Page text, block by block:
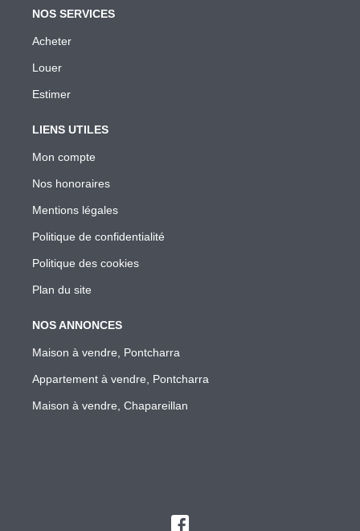
NOS SERVICES
Acheter
Louer
Estimer
LIENS UTILES
Mon compte
Nos honoraires
Mentions légales
Politique de confidentialité
Politique des cookies
Plan du site
NOS ANNONCES
Maison à vendre, Pontcharra
Appartement à vendre, Pontcharra
Maison à vendre, Chapareillan